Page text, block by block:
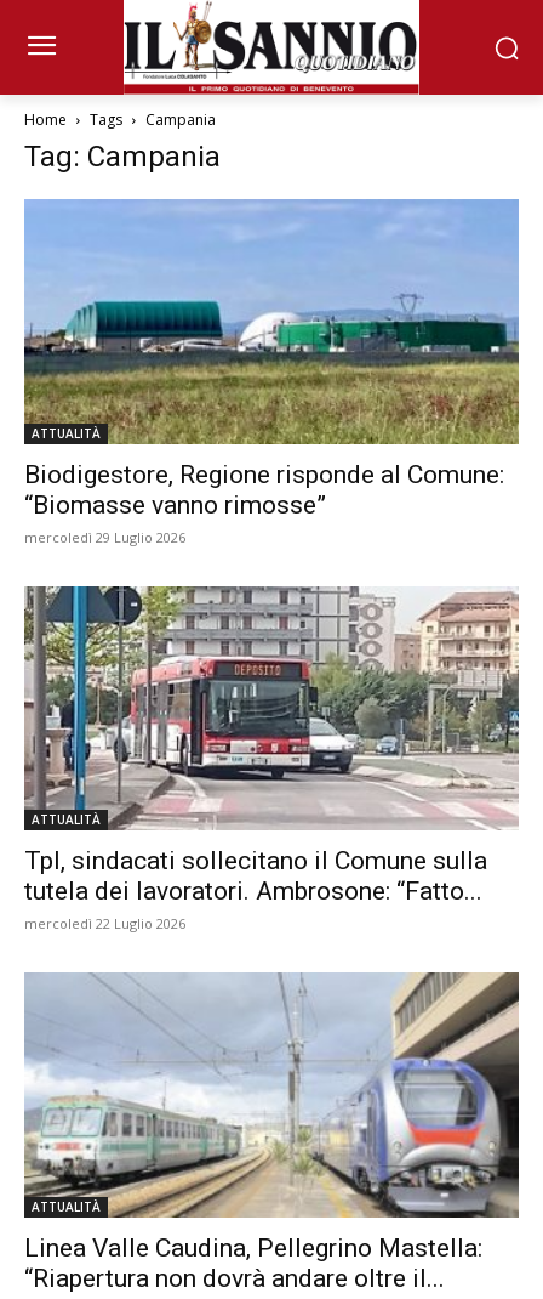
Home Tags Campania
Tag: Campania
ATTUALITÀ
Biodigestore, Regione risponde al Comune:
“Biomasse vanno rimosse”
mercoledì 29 Luglio 2026
ATTUALITÀ
Tpl, sindacati sollecitano il Comune sulla
tutela dei lavoratori. Ambrosone: “Fatto...
mercoledì 22 Luglio 2026
ATTUALITÀ
Linea Valle Caudina, Pellegrino Mastella:
“Riapertura non dovrà andare oltre il...